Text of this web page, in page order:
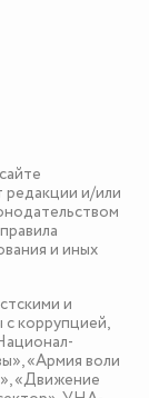
редакции и/или
и иных
и
коррупцией,
«Армия воли
«Движение